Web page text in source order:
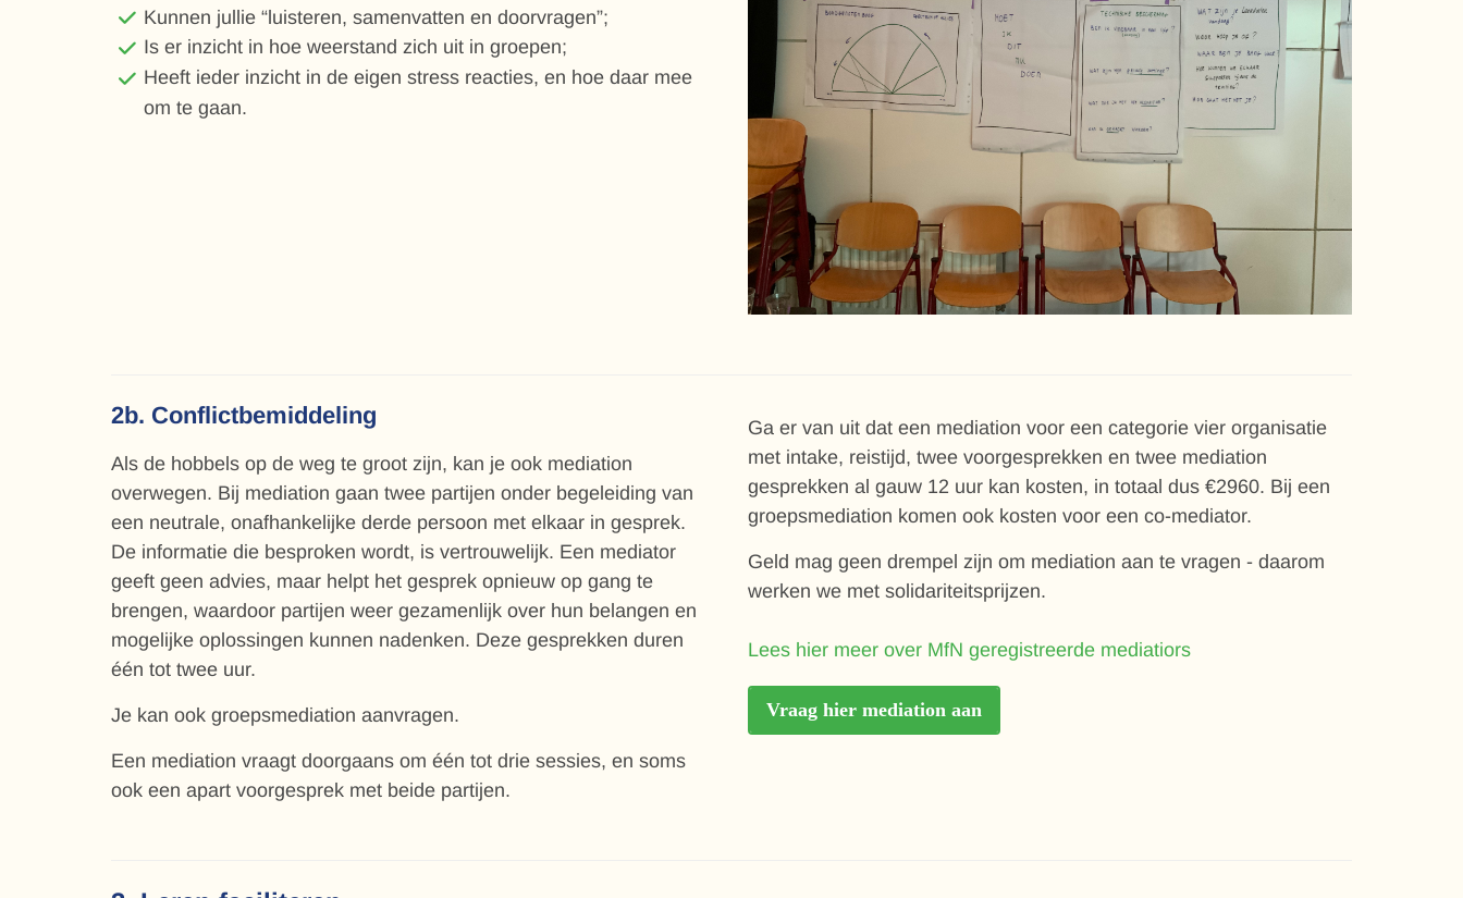
Kunnen jullie “luisteren, samenvatten en doorvragen”;
Is er inzicht in hoe weerstand zich uit in groepen;
Heeft ieder inzicht in de eigen stress reacties, en hoe daar mee
om te gaan.
2b. Conflictbemiddeling
Als de hobbels op de weg te groot zijn, kan je ook mediation
overwegen. Bij mediation gaan twee partijen onder begeleiding van
een neutrale, onafhankelijke derde persoon met elkaar in gesprek.
De informatie die besproken wordt, is vertrouwelijk. Een mediator
geeft geen advies, maar helpt het gesprek opnieuw op gang te
brengen, waardoor partijen weer gezamenlijk over hun belangen en
mogelijke oplossingen kunnen nadenken. Deze gesprekken duren
één tot twee uur.
Je kan ook groepsmediation aanvragen.
Een mediation vraagt doorgaans om één tot drie sessies, en soms
ook een apart voorgesprek met beide partijen.
Ga er van uit dat een mediation voor een categorie vier organisatie
met intake, reistijd, twee voorgesprekken en twee mediation
gesprekken al gauw 12 uur kan kosten, in totaal dus €2960. Bij een
groepsmediation komen ook kosten voor een co-mediator.
Geld mag geen drempel zijn om mediation aan te vragen - daarom
werken we met solidariteitsprijzen.
Lees hier meer over MfN geregistreerde mediatiors
Vraag hier mediation aan